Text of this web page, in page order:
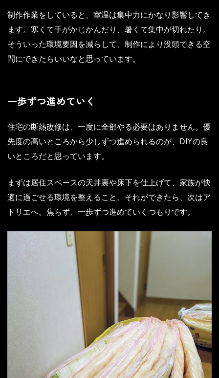
制作作業をしていると、室温は集中力にかなり影響してき
ます。寒くて手がかじかんだり、暑くて集中が切れたり。
そういった環境要因を減らして、制作により没頭できる空
間にできたらいいなと思っています。
一歩ずつ進めていく
住宅の断熱改修は、一度に全部やる必要はありません。優
先度の高いところから少しずつ進められるのが、DIYの良
いところだと思っています。
まずは居住スペースの天井裏や床下を仕上げて、家族が快
適に過ごせる環境を整えること。それができたら、次はア
トリエへ。焦らず、一歩ずつ進めていくつもりです。